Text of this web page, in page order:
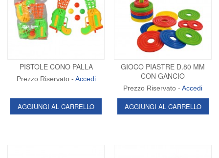
PISTOLE CONO PALLA
Prezzo Riservato - Accedi
AGGIUNGI AL CARRELLO
GIOCO PIASTRE D.80 MM
CON GANCIO
Prezzo Riservato -Accedi
AGGIUNGI AL CARRELLO